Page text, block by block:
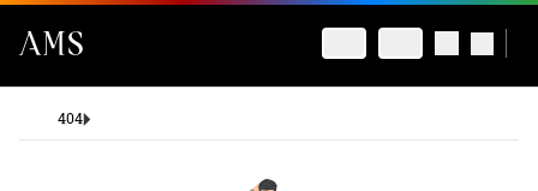
404